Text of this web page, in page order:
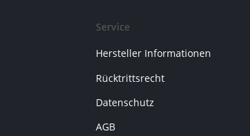
Service
Hersteller Informationen
Rücktrittsrecht
Datenschutz
AGB